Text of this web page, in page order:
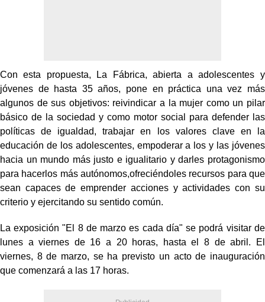
Con esta propuesta, La Fábrica, abierta a adolescentes y
jóvenes de hasta 35 años, pone en práctica una vez más
algunos de sus objetivos: reivindicar a la mujer como un pilar
básico de la sociedad y como motor social para defender las
políticas de igualdad, trabajar en los valores clave en la
educación de los adolescentes, empoderar a los y las jóvenes
hacia un mundo más justo e igualitario y darles protagonismo
para hacerlos más autónomos,ofreciéndoles recursos para que
sean capaces de emprender acciones y actividades con su
criterio y ejercitando su sentido común.
La exposición "El 8 de marzo es cada día" se podrá visitar de
lunes a viernes de 16 a 20 horas, hasta el 8 de abril. El
viernes, 8 de marzo, se ha previsto un acto de inauguración
que comenzará a las 17 horas.